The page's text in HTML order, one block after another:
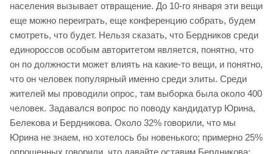
населения вызывает отвращение. До 10-го января эти вещи
еще можно переиграть, еще конференцию собрать, будем
смотреть, что будет. Нельзя сказать, что Бердников среди
единороссов особым авторитетом является, понятно, что
он по должности может влиять на какие-то вещи, и понятно,
что он человек популярный именно среди элиты. Среди
жителей мы проводили опрос, там выборка была около 400
человек. Задавался вопрос по поводу кандидатур Юрина,
Белекова и Бердникова. Около 32% говорили, что мы
Юрина не знаем, но хотелось бы новенького; примерно 25%